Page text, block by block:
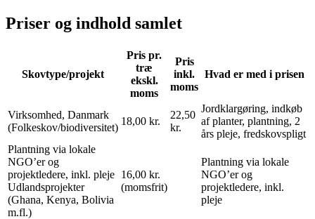
Priser og indhold samlet
Skovtype/projekt
Pris pr.
træ
ekskl.
moms
Pris
inkl.
moms
Hvad er med i prisen
Virksomhed, Danmark
(Folkeskov/biodiversitet)
18,00 kr.
22,50
kr.
Jordklargøring, indkøb
af planter, plantning, 2
års pleje, fredskovspligt
Plantning via lokale
NGO’er og
projektledere, inkl. pleje
Udlandsprojekter
(Ghana, Kenya, Bolivia
m.fl.)
16,00 kr.
(momsfrit)
Plantning via lokale
NGO’er og
projektledere, inkl.
pleje